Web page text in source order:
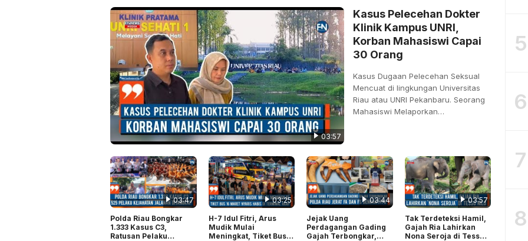
03:57
Kasus Pelecehan Dokter
Klinik Kampus UNRI,
Korban Mahasiswi Capai
30 Orang
Kasus Dugaan Pelecehan Seksual
Mencuat di lingkungan Universitas
Riau atau UNRI Pekanbaru. Seorang
Mahasiswi Melaporkan…
03:47
Polda Riau Bongkar
1.333 Kasus C3,
Ratusan Pelaku
03:25
H-7 Idul Fitri, Arus
Mudik Mulai
Meningkat, Tiket Bus
03:44
Jejak Uang
Perdagangan Gading
Gajah Terbongkar,
03:57
Tak Terdeteksi Hamil,
Gajah Ria Lahirkan
Nona Seroja di Tesso
5
6
7
8